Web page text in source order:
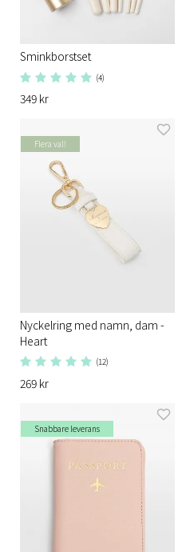
Sminkborstset
(4)
349 kr
Flera val!
Nyckelring med namn, dam -
Heart
(12)
269 kr
Snabbare leverans